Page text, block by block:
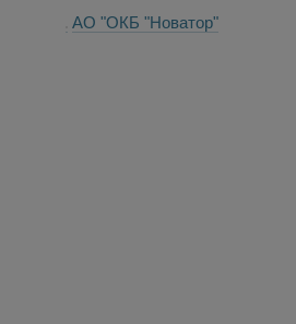
АО "ОКБ "Новатор"